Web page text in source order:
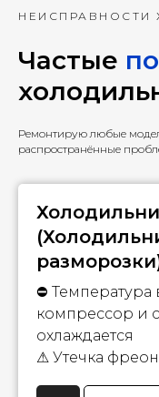
НЕИСПРАВНОСТИ
Частые
Ремонтирую любые
распространённые
⛔ Температура
компрессор и
охлаждается
⚠ Утечка